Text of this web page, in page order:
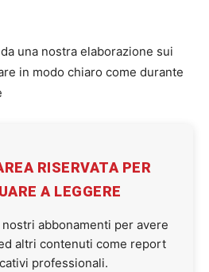
una nostra elaborazione sui
in modo chiaro come durante
RISERVATA PER
A LEGGERE
abbonamenti per avere
altri contenuti come report
professionali.